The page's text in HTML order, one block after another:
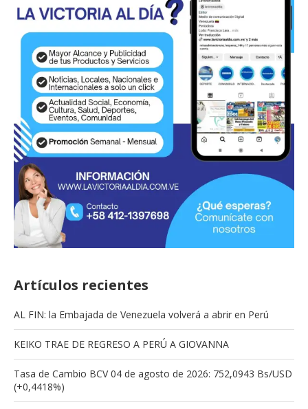
Artículos recientes
AL FIN: la Embajada de Venezuela volverá a abrir en Perú
KEIKO TRAE DE REGRESO A PERÚ A GIOVANNA
Tasa de Cambio BCV 04 de agosto de 2026: 752,0943 Bs/USD
(+0,4418%)